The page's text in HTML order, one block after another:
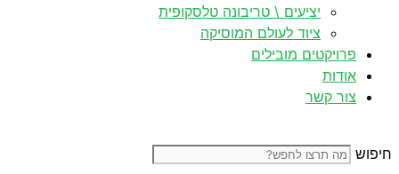
יציעים \ טריבונה טלסקופית
ציוד לעולם המוסיקה
פרויקטים מובילים
אודות
צור קשר
חיפוש